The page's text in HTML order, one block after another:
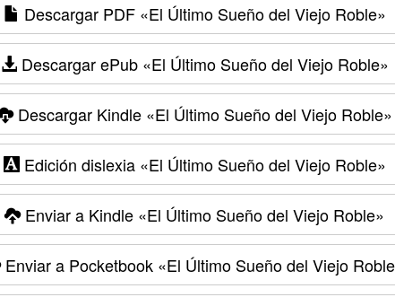
Descargar PDF«El Último Sueño del Viejo Roble»
Descargar ePub«El Último Sueño del Viejo Roble»
Descargar Kindle«El Último Sueño del Viejo Roble»
Edición dislexia«El Último Sueño del Viejo Roble»
Enviar a Kindle «El Último Sueño del Viejo Roble»
Enviar a Pocketbook «El Último Sueño del Viejo